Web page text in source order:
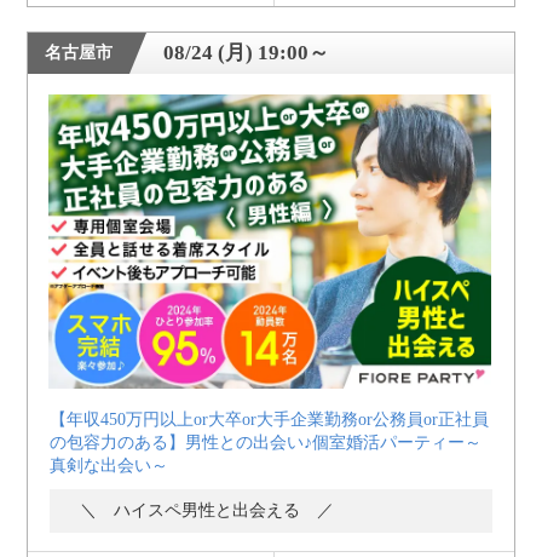
名古屋市 08/24 (月) 19:00～
【年収450万円以上or大卒or大手企業勤務or公務員or正社員
の包容力のある】男性との出会い♪個室婚活パーティー～
真剣な出会い～
＼ ハイスペ男性と出会える ／